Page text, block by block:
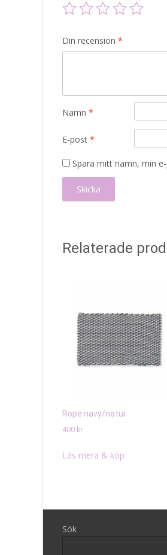
Din recension *
Namn *
E-post *
Spara mitt namn, min
Relaterade
Rope navy/natur
400 kr
Läs mera & köp
Sök